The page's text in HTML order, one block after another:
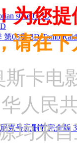
s01e03 3D
05集 3D Tomb
为您
请在
卡电
人民
均来